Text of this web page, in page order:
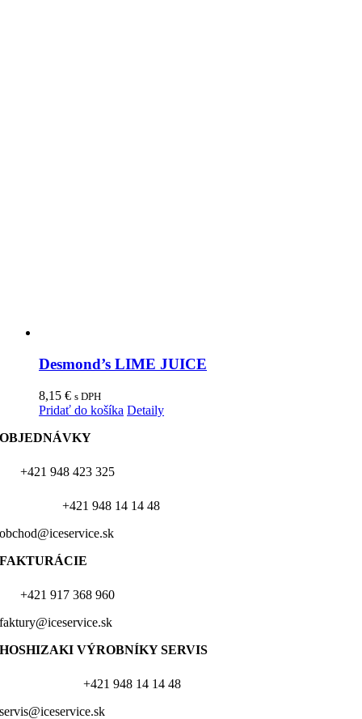
Desmond’s LIME JUICE
8,15 € s DPH
Pridať do košíka Detaily
OBJEDNÁVKY
+421 948 423 325
+421 948 14 14 48
obchod@iceservice.sk
FAKTURÁCIE
+421 917 368 960
faktury@iceservice.sk
HOSHIZAKI VÝROBNÍKYSERVIS
+421 948 14 14 48
servis@iceservice.sk